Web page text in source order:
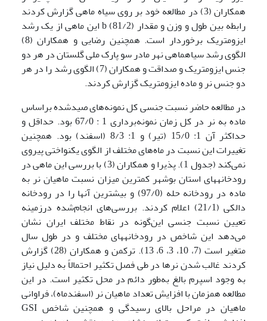
همکاران (3) در مطالعه خود بر روی سیاه ماهی گزارش کردند
رابطه بین طول و وزن و مقدار b (81/2) این ماهی از یک رشد
ایزومتریک برخوردار است. همچنین رضایی و همکاران (8)
الگوی رشد سیاه­ماهی نهر مادر سو پارک ملی گلستان در هر دو
جنس ایزومتریک و صداقت و همکاران (7) الگوی رشد را در هر
دو جنس نر و ماده ایزومتریک گزارش کردند.
در مطالعه حاضر نسبت جنسی کل نمونه‌های صیدشده براساس
ماده به نر در کل زمان نمونه‌برداری 1 : 67/0 بود. حداقل و
حداکثر آن 1: 15/0 (تیر) و 1: 8/3 (اسفند) بود. همچنین
تغییرات این نسبت در ماه‌های مختلف از الگوی یکنواختی پیروی
نمی‌کند (جدول 1). پذیرا و همکاران (3) با بررسی این ماهی در
رودخانه­های استان بوشهر کمترین میزان نسبت ماهیان نر به
ماده در رودخانه حله (97/0) و بیشترین آنها را در رودخانه
دالکی (21/1) اعلام کردند. بررسی‌های انجام‌شده درزمینه
تعیین نسبت جنسی این‌گونه در نقاط مختلف ایران نشان
می‌دهد این شاخص در رودخانه­های مختلف و در طول سال
متغیر است (7، 10، 3، 6، 13). ترکمن و همکاران (28) گزارش
کردند غالب شدن نرها در طی فصل تکثیر احتمالاً به دلیل نیاز
به وجود اسپرم بالغ به‌طور دائم در محل تکثیر است. در این
مطالعه همزمان با افزایش تعداد ماهیان نر (اسفندماه)، فراوانی
ماهیان در مراحل بالای رسیدگی و همچنین شاخص GSI